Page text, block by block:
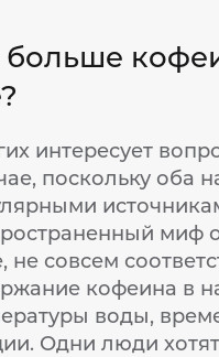
больше
интересует
поскольку оба
миф
не совсем
кофеина в
воды,
Одни люди